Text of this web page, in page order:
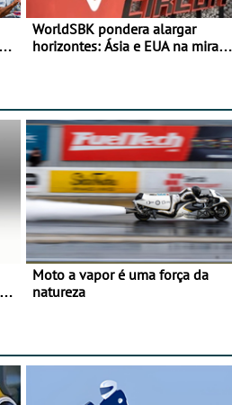
WorldSBK pondera alargar
horizontes: Ásia e EUA na mira
Moto a vapor é uma força da
natureza